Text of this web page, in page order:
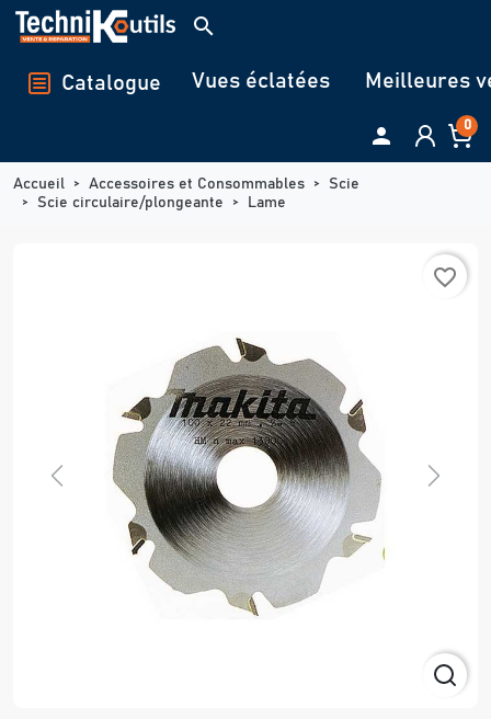
Panneau de gestion des cookies
search
Catalogue Vues éclatées Meilleures
 0
Accueil Accessoires et Consommables
Scie
Scie circulaire/plongeante
Lame
favorite_border
Previous Next